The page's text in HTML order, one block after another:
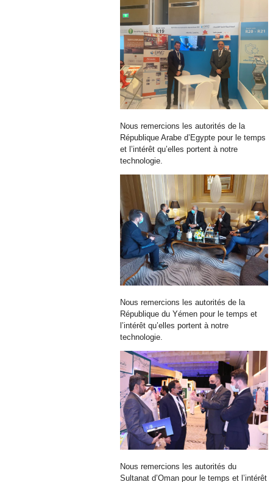
Nous remercions les autorités de la
République Arabe d’Egypte pour le temps
et l’intérêt qu’elles portent à notre
technologie.
Nous remercions les autorités de la
République du Yémen pour le temps et
l’intérêt qu’elles portent à notre
technologie.
Nous remercions les autorités du
Sultanat d’Oman pour le temps et l’intérêt